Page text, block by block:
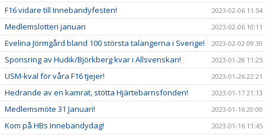
F16 vidare till Innebandyfesten! 2023-02-06 11:54
Medlemslotteri januari 2023-02-06 10:11
Evelina Jörmgård bland 100 största talangerna i Sverige! 2023-02-02 09:30
Sponsring av Hudik/Björkberg kvar i Allsvenskan! 2023-01-28 11:25
USM-kval för våra F16 tjejer! 2023-01-26 22:21
Hedrande av en kamrat, stötta Hjärtebarnsfonden! 2023-01-17 21:13
Medlemsmöte 31 Januari! 2023-01-16 20:00
Kom på HBs Innebandydag! 2023-01-16 11:45